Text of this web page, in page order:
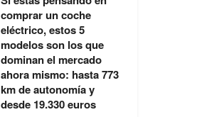
comprar un coche
eléctrico, estos 5
modelos son los que
dominan el mercado
ahora mismo: hasta 773
km de autonomía y
desde 19.330 euros